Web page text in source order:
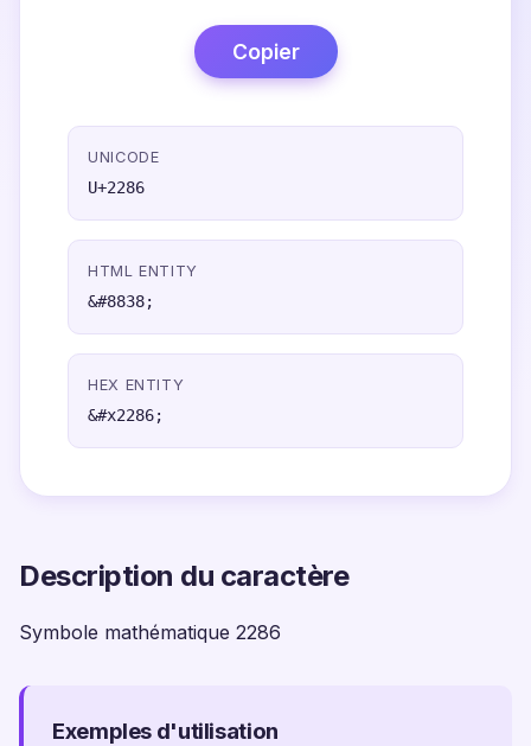
Copier
UNICODE
U+2286
HTML ENTITY
&#8838;
HEX ENTITY
&#x2286;
Description du caractère
Symbole mathématique 2286
Exemples d'utilisation